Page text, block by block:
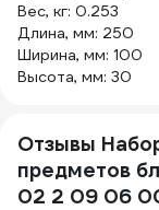
Вес, кг: 0.253
Длина, мм: 250
Ширина, мм: 100
Высота, мм: 30
Отзывы
предметов
02 2 09 06